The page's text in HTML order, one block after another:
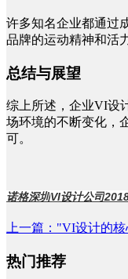
许多知名企业都通过
品牌的运动精神和活
总结与展望
综上所述，企业VI设
场环境的不断变化，
可。
诺格深圳VI设计公司
上一篇 ："VI设计的
热门推荐